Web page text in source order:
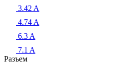
3.42 A
4.74 A
6.3 A
7.1 A
Разъем